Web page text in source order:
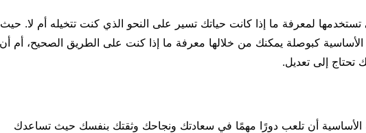
تستخدمها لمعرفة ما إذا كانت حياتك تسير على النحو الذي كنت تتخيله أم لا. حيث
كبوصلة يمكنك من خلالها معرفة ما إذا كنت على الطريق الصحيح، أم أن
تحتاج إلى تعديل.
الأساسية أن تلعب دورًا مهمًا في سعادتك ونجاحك وثقتك بنفسك حيث تساعدك